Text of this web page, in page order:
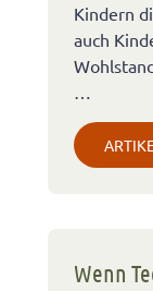
Kindern
auch
Wenn